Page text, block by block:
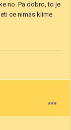
no. Pa dobro, to je
ce nimas klime